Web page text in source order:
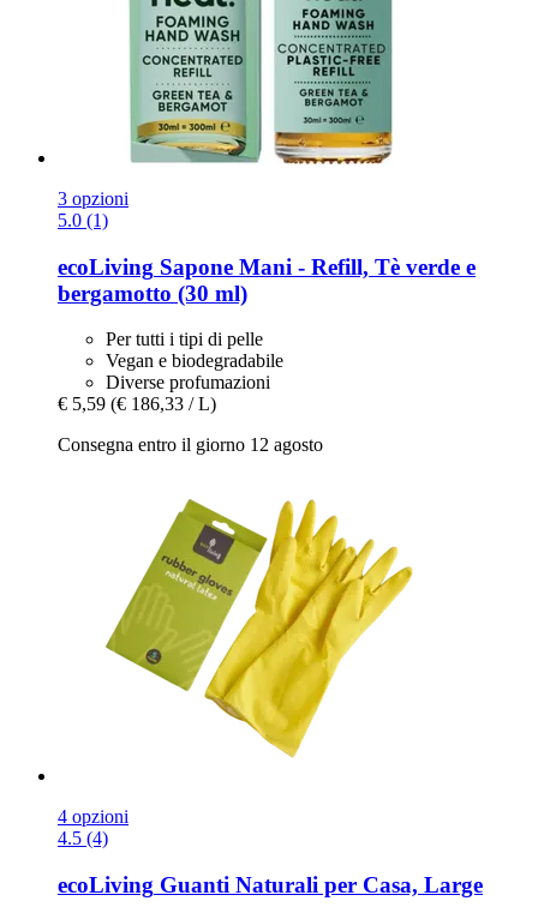
3 opzioni
5.0 (1)
ecoLiving Sapone Mani -​ Refill, Tè verde e
bergamotto (30 ml)
Per tutti i tipi di pelle
Vegan e biodegradabile
Diverse profumazioni
€ 5,59 (€ 186,33 / L)
Consegna entro il giorno 12 agosto
4 opzioni
4.5 (4)
ecoLiving Guanti Naturali per Casa, Large